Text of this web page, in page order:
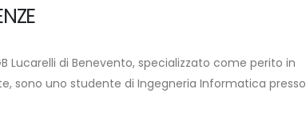
Lucarelli di Benevento, specializzato come perito in
sono uno studente di Ingegneria Informatica presso